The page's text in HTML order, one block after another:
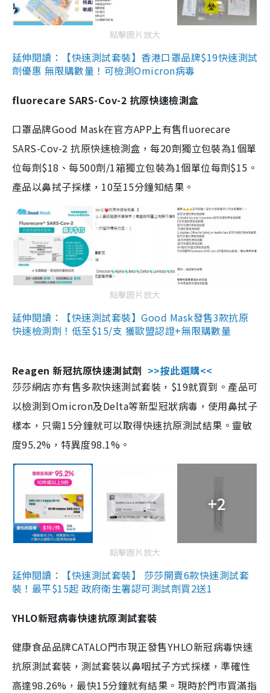
點擊圖片放大
延伸閱讀：【快速測試套裝】香港口罩品牌$19快速測試
劑優惠 無限購數量！可檢測Omicron病毒
fluorecare SARS-Cov-2 抗原快速檢測盒
口罩品牌Good Mask在官方APP上有售fluorecare
SARS-Cov-2 抗原快速檢測盒，每20劑獨立包裝為1個單
位每劑$18、每500劑/1箱獨立包裝為1個單位每劑$15。
產品以鼻拭子採樣，10至15分鐘知結果。
點擊圖片放大
延伸閱讀：【快速測試套裝】Good Mask發售3款抗原
快速檢測劑！低至$15/支 獲歐盟認證+無限購數量
Reagen 新冠抗原快速測試劑 >>按此選購<<
莎莎網店亦有售多款快速測試套裝，$19就買到。產品可
以檢測到Omicron及Delta等新型冠狀病毒，使用鼻拭子
樣本，只需15分鐘就可以取得快速抗原測試結果。靈敏
度95.2%，特異度98.1%。
+2
點擊圖片放大
延伸閱讀：【快速測試套裝】 莎莎開賣6款快速測試套
裝！最平$15起 政府衛生署認可測試劑買2送1
YHLO新冠病毒快速抗原測試套裝
健康食品品牌CATALO門市現正發售YHLO新冠病毒快速
抗原測試套裝，測試套裝以鼻咽拭子方式採樣，準確性
高達98.26%，最快15分鐘就有結果。現時於門市買滿指